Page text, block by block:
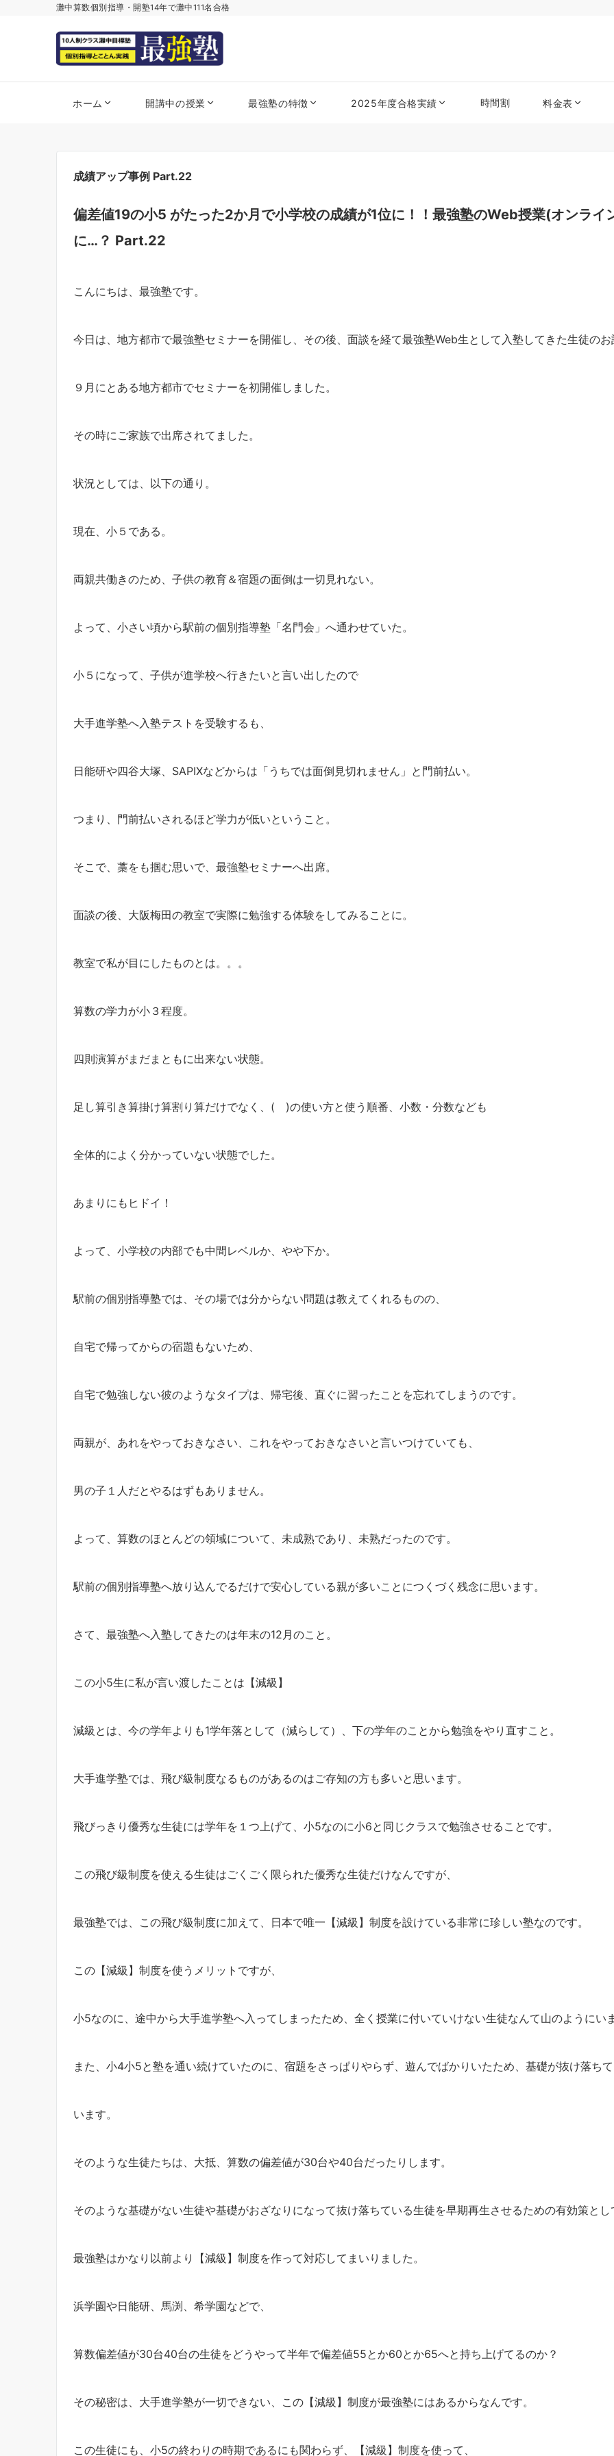
灘中算数個別指導・開塾14年で灘中111名合格
ホーム 開講中の授業 最強塾の特徴 2025年度合格実績 時間割 料金表
成績アップ事例 Part.22
偏差値19の小5 がたった2か月で小学校の成績が1位に！！最強塾のWeb授業(オンライ
に…？ Part.22
こんにちは、最強塾です。
今日は、地方都市で最強塾セミナーを開催し、その後、面談を経て最強塾Web生として入塾してきた生徒の
９月にとある地方都市でセミナーを初開催しました。
その時にご家族で出席されてました。
状況としては、以下の通り。
現在、小５である。
両親共働きのため、子供の教育＆宿題の面倒は一切見れない。
よって、小さい頃から駅前の個別指導塾「名門会」へ通わせていた。
小５になって、子供が進学校へ行きたいと言い出したので
大手進学塾へ入塾テストを受験するも、
日能研や四谷大塚、SAPIXなどからは「うちでは面倒見切れません」と門前払い。
つまり、門前払いされるほど学力が低いということ。
そこで、藁をも掴む思いで、最強塾セミナーへ出席。
面談の後、大阪梅田の教室で実際に勉強する体験をしてみることに。
教室で私が目にしたものとは。。。
算数の学力が小３程度。
四則演算がまだまともに出来ない状態。
足し算引き算掛け算割り算だけでなく、( )の使い方と使う順番、小数・分数なども
全体的によく分かっていない状態でした。
あまりにもヒドイ！
よって、小学校の内部でも中間レベルか、やや下か。
駅前の個別指導塾では、その場では分からない問題は教えてくれるものの、
自宅で帰ってからの宿題もないため、
自宅で勉強しない彼のようなタイプは、帰宅後、直ぐに習ったことを忘れてしまうのです。
両親が、あれをやっておきなさい、これをやっておきなさいと言いつけていても、
男の子１人だとやるはずもありません。
よって、算数のほとんどの領域について、未成熟であり、未熟だったのです。
駅前の個別指導塾へ放り込んでるだけで安心している親が多いことにつくづく残念に思います。
さて、最強塾へ入塾してきたのは年末の12月のこと。
この小5生に私が言い渡したことは【減級】
減級とは、今の学年よりも1学年落として（減らして）、下の学年のことから勉強をやり直すこと。
大手進学塾では、飛び級制度なるものがあるのはご存知の方も多いと思います。
飛びっきり優秀な生徒には学年を１つ上げて、小5なのに小6と同じクラスで勉強させることです。
この飛び級制度を使える生徒はごくごく限られた優秀な生徒だけなんですが、
最強塾では、この飛び級制度に加えて、日本で唯一【減級】制度を設けている非常に珍しい塾なのです。
この【減級】制度を使うメリットですが、
小5なのに、途中から大手進学塾へ入ってしまったため、全く授業に付いていけない生徒なんて山のようにい
また、小4小5と塾を通い続けていたのに、宿題をさっぱりやらず、遊んでばかりいたため、基礎が抜け落ち
います。
そのような生徒たちは、大抵、算数の偏差値が30台や40台だったりします。
そのような基礎がない生徒や基礎がおざなりになって抜け落ちている生徒を早期再生させるための有効策とし
最強塾はかなり以前より【減級】制度を作って対応してまいりました。
浜学園や日能研、馬渕、希学園などで、
算数偏差値が30台40台の生徒をどうやって半年で偏差値55とか60とか65へと持ち上げてるのか？
その秘密は、大手進学塾が一切できない、この【減級】制度が最強塾にはあるからなんです。
この生徒にも、小5の終わりの時期であるにも関わらず、【減級】制度を使って、